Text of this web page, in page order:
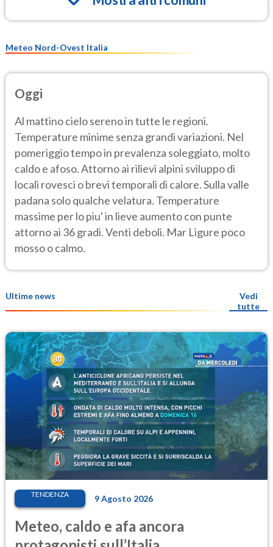
Meteo Nord-Ovest Italia
Oggi
Al mattino cielo sereno in tutte le regioni.
Temperature minime senza grandi variazioni. Nel
pomeriggio tempo in prevalenza soleggiato, molto
caldo e afoso. Attorno ai rilievi alpini sviluppo di
locali rovesci o brevi temporali di calore. Sulla valle
padana solo qualche velatura. Temperature
massime per lo piu' in lieve aumento con punte
attorno ai 36 gradi. Venti deboli. Mar Ligure poco
mosso o calmo.
Ultime news
Vedi
tutte
TENDENZA 9 Agosto 2026
Meteo, caldo e afa ancora